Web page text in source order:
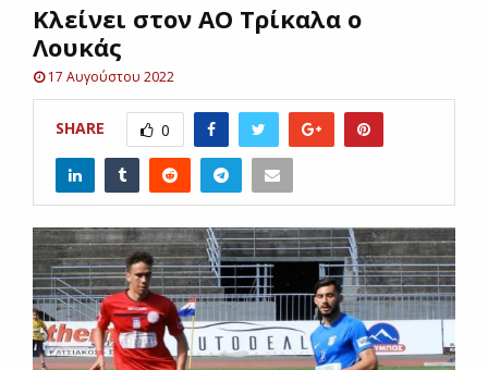
UΚλείνει στον ΑΟ Τρίκαλα ο
Λουκάς
17 Αυγούστου 2022
SHARE 0